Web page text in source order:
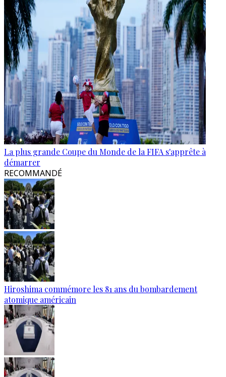
La plus grande Coupe du Monde de la FIFA s'apprête à
démarrer
RECOMMANDÉ
Hiroshima commémore les 81 ans du bombardement
atomique américain